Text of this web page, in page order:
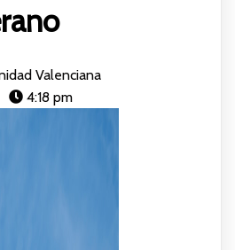
Valenciana
4:18 pm